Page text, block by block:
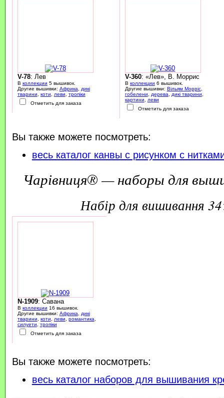
V-78: Лев
В коллекции 5 вышивок.
Другие вышивки: Африка
дикі
тварини
коти леви
тропіки
Отметить для заказа
V-360: «Лев», В. Моррис
В коллекции 6 вышивок.
Другие вышивки: Вільям Морріс,
гобелени
дерева дикі тварини
картини
леви
Отметить для заказа
Вы также можете посмотреть:
весь каталог канвы с рисунком с
Чарівниця® — наборы для
набір для вишивання
N-1909: Савана
В коллекции 16 вышивок.
Другие вышивки: Африка
дикі
тварини
коти леви романтика
силуети
тропіки
Отметить для заказа
Вы также можете посмотреть:
весь каталог наборов для вышивания